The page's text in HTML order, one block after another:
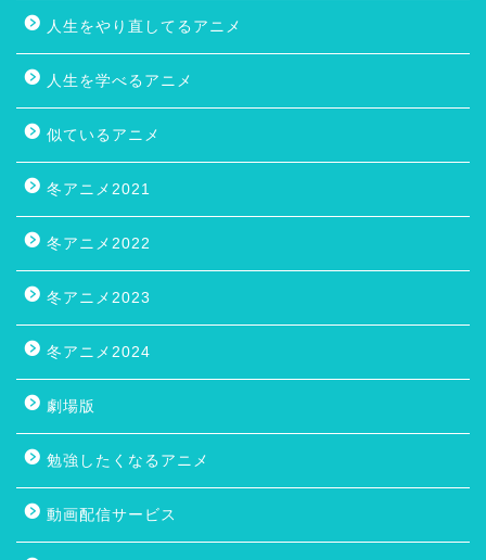
人生をやり直してるアニメ
人生を学べるアニメ
似ているアニメ
冬アニメ2021
冬アニメ2022
冬アニメ2023
冬アニメ2024
劇場版
勉強したくなるアニメ
動画配信サービス